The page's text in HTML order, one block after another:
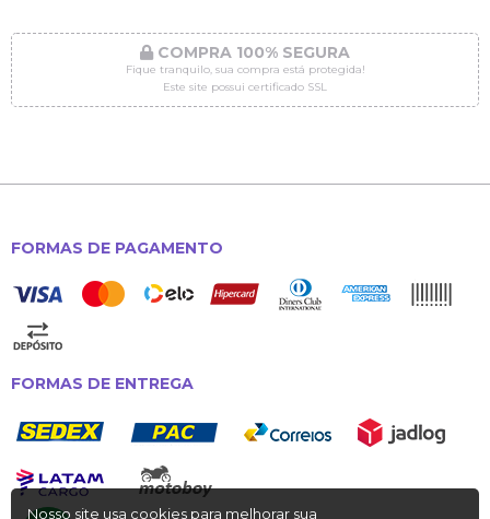
COMPRA 100% SEGURA
Fique tranquilo, sua compra está protegida!
Este site possui certificado SSL
FORMAS DE PAGAMENTO
FORMAS DE ENTREGA
Nosso site usa cookies para melhorar sua